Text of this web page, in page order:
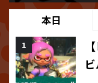
本日